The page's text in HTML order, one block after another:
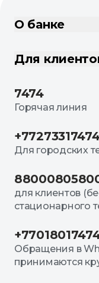
О банке
Для
7474
Горячая линия
Для городских
для клиентов
стационарного
Обращения в
принимаются